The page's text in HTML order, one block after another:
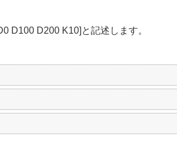
D100 D200 K10]と記述します。